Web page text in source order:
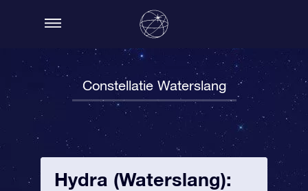
Constellatie Waterslang
Hydra (Waterslang):